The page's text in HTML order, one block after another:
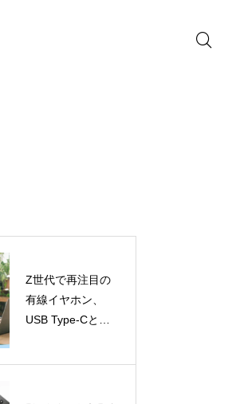
Z世代で再注目の
有線イヤホン、
USB Type-Cと